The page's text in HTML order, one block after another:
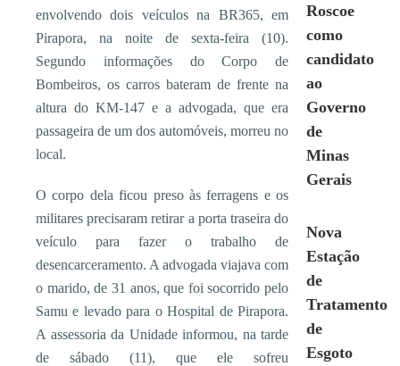
envolvendo dois veículos na BR365, em
Pirapora, na noite de sexta-feira (10).
Segundo informações do Corpo de
Bombeiros, os carros bateram de frente na
altura do KM-147 e a advogada, que era
passageira de um dos automóveis, morreu no
local.
O corpo dela ficou preso às ferragens e os
militares precisaram retirar a porta traseira do
veículo para fazer o trabalho de
desencarceramento. A advogada viajava com
o marido, de 31 anos, que foi socorrido pelo
Samu e levado para o Hospital de Pirapora.
A assessoria da Unidade informou, na tarde
de sábado (11), que ele sofreu
Roscoe
como
candidato
ao
Governo
de
Minas
Gerais
Nova
Estação
de
Tratamento
de
Esgoto